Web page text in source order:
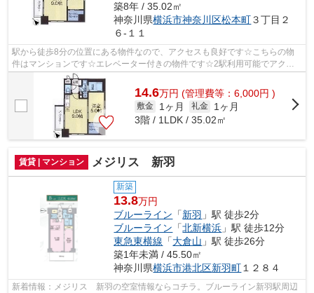
築8年 / 35.02㎡
神奈川県横浜市神奈川区松本町３丁目２
６-１１
駅から徒歩8分の位置にある物件なので、アクセスも良好です☆こちらの物
件はマンションです☆エレベーター付きの物件です☆2駅利用可能でアクセ
スの良い物件です☆できるだけ早めに不動産...
14.6万円 (管理費等：6,000円 )
敷金 1ヶ月 礼金
1ヶ月
3階 / 1LDK / 35.02㎡
賃貸 | マンション メジリス 新羽
新築
13.8万円
ブルーライン 「新羽 」駅 徒歩2分
ブルーライン 「北新横浜 」駅 徒歩12分
東急東横線 「大倉山 」駅 徒歩26分
築1年未満 / 45.50㎡
神奈川県横浜市港北区新羽町 １２８４
新着情報：メジリス 新羽の空室情報ならコチラ。ブルーライン新羽駅周辺